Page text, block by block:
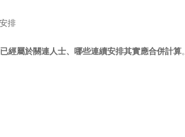
排
經屬於關連人士、哪些連續安排其實應合併計算。